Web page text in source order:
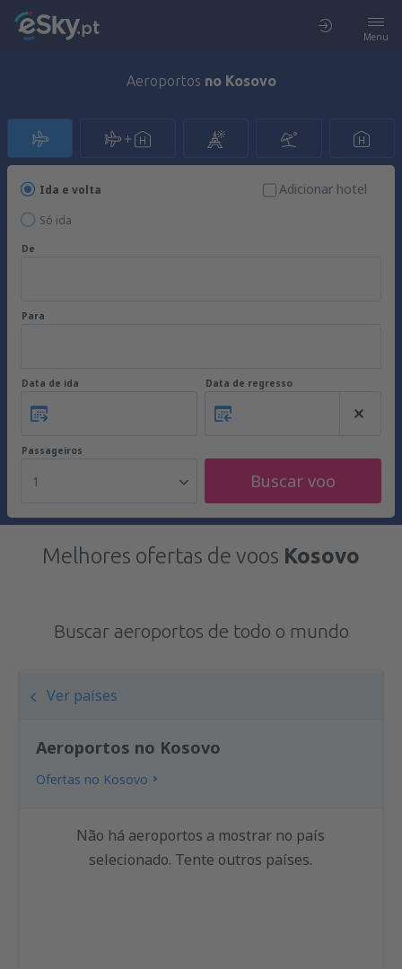
Menu
Aeroportos no Kosovo
Ida e volta
Só ida
Adicionar hotel
De
Para
Data de ida Data de regresso
Passageiros
1 Buscar voo
Melhores ofertas de voos Kosovo
Buscar aeroportos de todo o mundo
Ver países
Aeroportos no Kosovo
Ofertas no Kosovo
Não há aeroportos a mostrar no país
selecionado. Tente outros países.